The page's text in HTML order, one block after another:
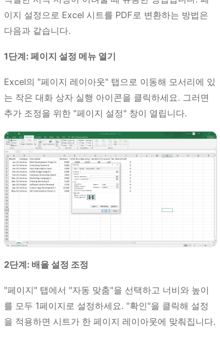
이지 설정으로 Excel 시트를 PDF로 변환하는 방법은
다음과 같습니다.
1단계: 페이지 설정 메뉴 열기
Excel의 "페이지 레이아웃" 탭으로 이동해 모서리에 있
는 작은 대화 상자 실행 아이콘을 클릭하세요. 그러면
추가 조정을 위한 "페이지 설정" 창이 열립니다.
2단계: 배율 설정 조정
"페이지" 탭에서 "자동 맞춤"을 선택하고 너비와 높이
를 모두 1페이지로 설정하세요. "확인"을 클릭해 설정
을 적용하면 시트가 한 페이지 레이아웃에 맞춰집니다.